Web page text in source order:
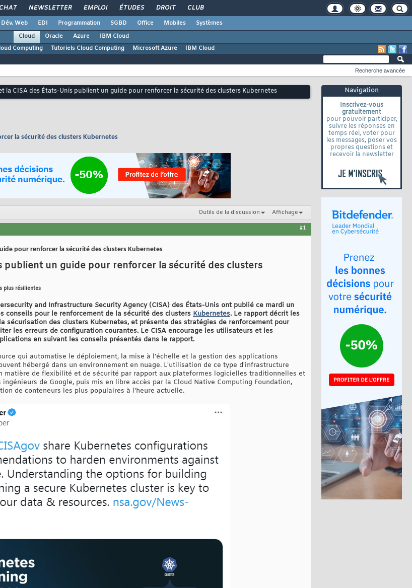
CHAT NEWSLETTER EMPLOI ÉTUDES DROIT CLUB
Dév. Web EDI Programmation SGBD Office Mobiles
Systèmes
Cloud
Oracle Azure
IBM Cloud
Computing Tutoriels Cloud Computing Microsoft Azure IBM Cloud
Navigation
Inscrivez-vous
gratuitement
pour pouvoir participer,
suivre les réponses en
temps réel, voter pour
les messages, poser vos
propres questions et
recevoir la newsletter
Recherche avancée
la CISA des États-Unis publient un guide pour renforcer la sécurité des clusters Kubernetes
la sécurité des clusters Kubernetes
Outils de la discussion Affichage
#1
pour renforcer la sécurité des clusters Kubernetes
publient un guide pour renforcer la sécurité des clusters
plus résilientes
and Infrastructure Security Agency (CISA) des États-Unis ont publié ce mardi un
conseils pour le renforcement de la sécurité des clusters Kubernetes. Le rapport décrit les
sécurisation des clusters Kubernetes, et présente des stratégies de renforcement pour
les erreurs de configuration courantes. Le CISA encourage les utilisateurs et les
en suivant les conseils présentés dans le rapport.
qui automatise le déploiement, la mise à l'échelle et la gestion des applications
hébergé dans un environnement en nuage. L'utilisation de ce type d'infrastructure
matière de flexibilité et de sécurité par rapport aux plateformes logicielles traditionnelles et
de Google, puis mis en libre accès par la Cloud Native Computing Foundation,
de conteneurs les plus populaires à l'heure actuelle.